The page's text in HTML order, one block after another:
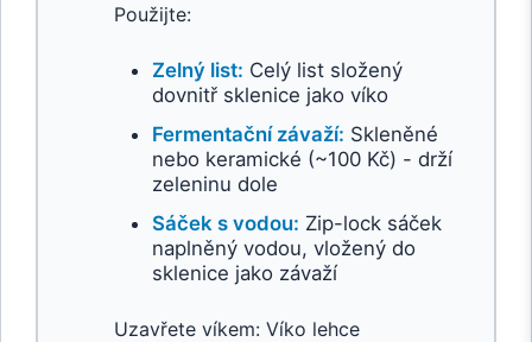
Použijte:
Zelný list: Celý list složený
dovnitř sklenice jako víko
Fermentační závaží: Skleněné
nebo keramické (~100 Kč) - drží
zeleninu dole
Sáček s vodou: Zip-lock sáček
naplněný vodou, vložený do
sklenice jako závaží
Uzavřete víkem: Víko lehce